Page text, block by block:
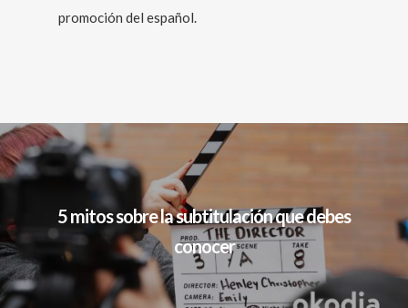
promoción del español.
5 mitos sobre la subtitulación que debes
conocer